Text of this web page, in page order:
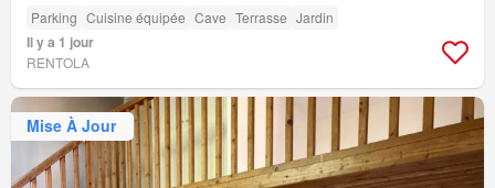
Parking Cuisine équipée Cave Terrasse Jardin
Il y a 1 jour
RENTOLA
Mise À Jour